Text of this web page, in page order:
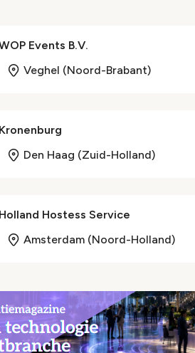
Events B.V.
Veghel (Noord-Brabant)
Kronenburg
Den Haag (Zuid-Holland)
Holland Hostess Service
Amsterdam (Noord-Holland)